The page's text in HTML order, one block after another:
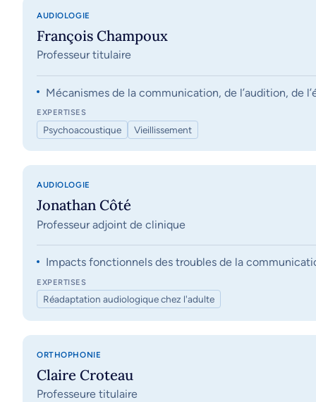
AUDIOLOGIE
François Champoux
Professeur titulaire
Mécanismes de la communication, de l’audition, de
EXPERTISES
Psychoacoustique Vieillissement
AUDIOLOGIE
Jonathan Côté
Professeur adjoint de clinique
Impacts fonctionnels des troubles de la
EXPERTISES
Réadaptation audiologique chez l'adulte
ORTHOPHONIE
Claire Croteau
Professeure titulaire